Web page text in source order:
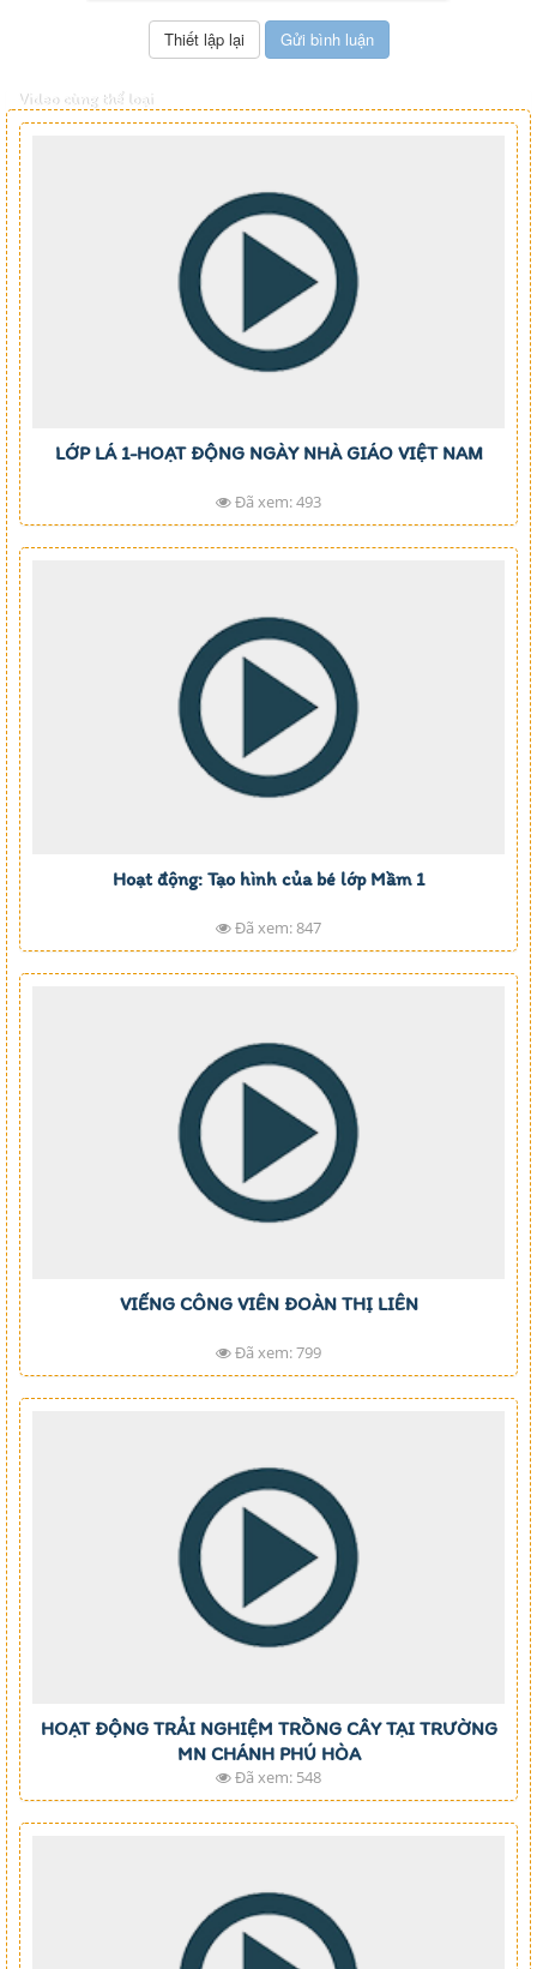
Video cùng thể loại
LỚP LÁ 1-HOẠT ĐỘNG NGÀY NHÀ GIÁO VIỆT NAM
Đã xem: 493
Hoạt động: Tạo hình của bé lớp Mầm 1
Đã xem: 847
VIẾNG CÔNG VIÊN ĐOÀN THỊ LIÊN
Đã xem: 799
HOẠT ĐỘNG TRẢI NGHIỆM TRỒNG CÂY TẠI TRƯỜNG
MN CHÁNH PHÚ HÒA
Đã xem: 548